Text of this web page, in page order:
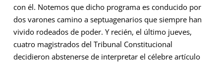
con él. Notemos que dicho programa es conducido por
dos varones camino a septuagenarios que siempre han
vivido rodeados de poder. Y recién, el último jueves,
cuatro magistrados del Tribunal Constitucional
decidieron abstenerse de interpretar el célebre artículo